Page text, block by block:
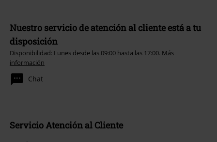
Nuestro servicio de atención al cliente está a tu
disposición
Disponibilidad: Lunes desde las 09:00 hasta las 17:00. Más
información
Chat
Servicio Atención al Cliente